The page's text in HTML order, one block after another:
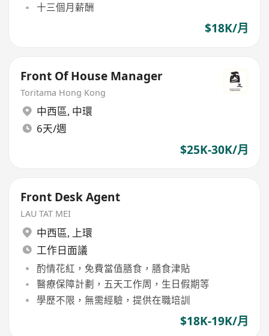
十三個月薪酬
$18K/月
Front Of House Manager
Toritama Hong Kong
中西區, 中環
6天/週
$25K-30K/月
Front Desk Agent
LAU TAT MEI
中西區, 上環
工作日面議
酌情花紅，免費當值膳食，膳食津貼
醫療保障計劃，五天工作周，生日假期等
學歷不限，無需經驗，提供在職培訓
$18K-19K/月